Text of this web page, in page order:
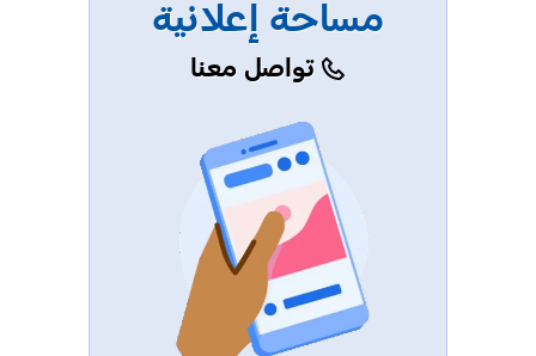
مساحة إعلانية
تواصل معنا